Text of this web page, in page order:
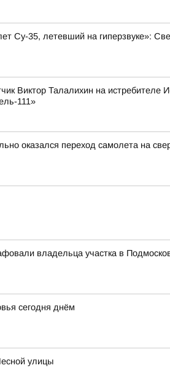
Су-35, летевший на гиперзвуке»:
Виктор Талалихин на
111»
оказался переход самолета на
владельца участка в
сегодня днём
улицы